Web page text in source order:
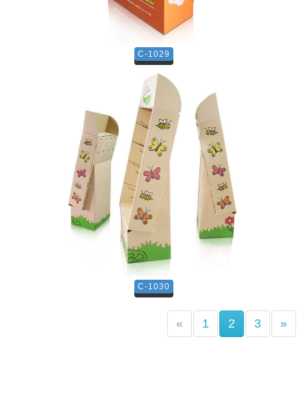
C-1029
C-1030
« 1 2 (current)
3 »